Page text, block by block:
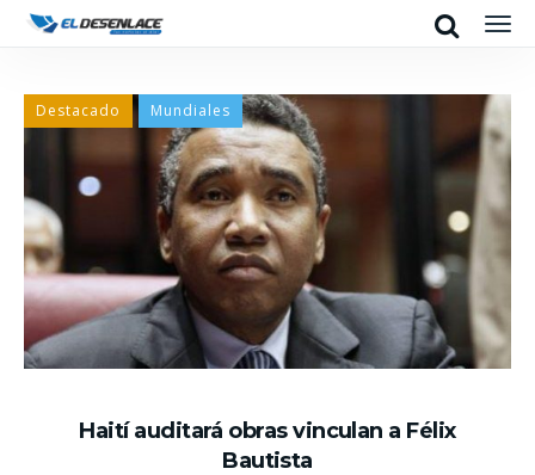
Search
Haití auditará obras vinculan a Félix
Bautista
Destacado Mundiales